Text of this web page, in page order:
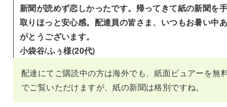
新聞が読めず恋しかったです。帰ってきて紙の新聞を
取りほっと安心感。配達員の皆さま、いつもお暑い中
がとうございます。
小袋谷/ふぅ様(20代)
配達にてご購読中の方は海外でも、紙面ビュアーを無
でご覧いただけますが、紙の新聞は格別ですね。